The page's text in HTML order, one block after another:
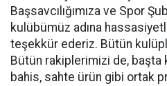
Başsavcılığımıza ve Spor
kulübümüz adına
teşekkür ederiz. Bütün
Bütün rakiplerimizi de, başta
bahis, sahte ürün gibi ortak